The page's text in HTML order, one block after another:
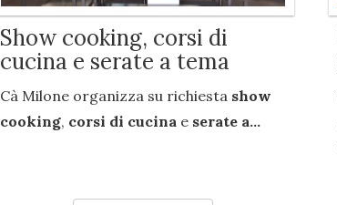
Show cooking, corsi di
cucina e serate a tema
Cà Milone organizza su richiesta show
cooking, corsi di cucina e serate a...